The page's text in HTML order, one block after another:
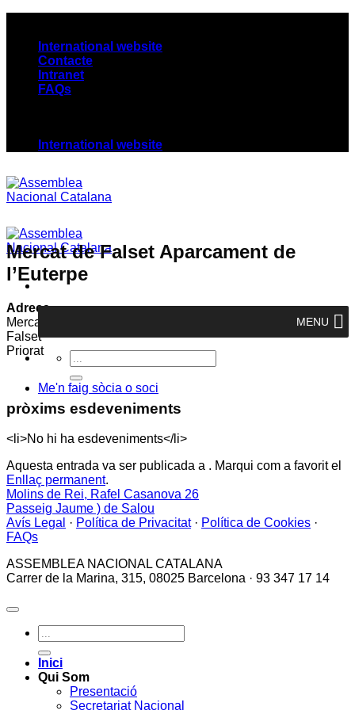
contentInternational website
Contacte
Intranet
FAQs
International website
MENU
Me'n faig sòcia o soci
Mercat de Falset Aparcament de
l’Euterpe
Adreça
Mercat de Falset
Falset
Priorat
pròxims esdeveniments
<li>No hi ha esdeveniments</li>
Aquesta entrada va ser publicada a . Marqui com a favorit el
Enllaç permanent.
Molins de Rei, Rafel Casanova 26
Passeig Jaume ) de Salou
Avís Legal · Política de Privacitat· Política de Cookies ·
FAQs
ASSEMBLEA NACIONAL CATALANA
Carrer de la Marina, 315, 08025 Barcelona · 93 347 17 14
Inici
Qui Som
Presentació
Secretariat Nacional